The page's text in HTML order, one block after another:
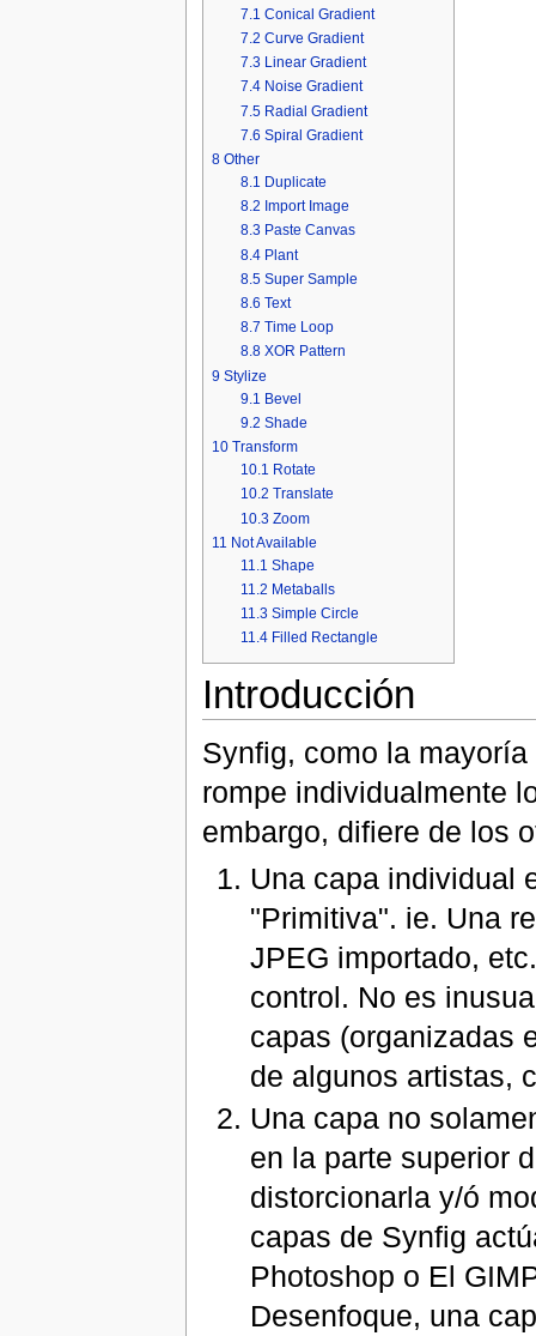
7.1 Conical Gradient
7.2 Curve Gradient
7.3 Linear Gradient
7.4 Noise Gradient
7.5 Radial Gradient
7.6 Spiral Gradient
8 Other
8.1 Duplicate
8.2 Import Image
8.3 Paste Canvas
8.4 Plant
8.5 Super Sample
8.6 Text
8.7 Time Loop
8.8 XOR Pattern
9 Stylize
9.1 Bevel
9.2 Shade
10 Transform
10.1 Rotate
10.2 Translate
10.3 Zoom
11 Not Available
11.1 Shape
11.2 Metaballs
11.3 Simple Circle
11.4 Filled Rectangle
Introducción
Synfig, como la
rompe individualmente
embargo, difiere de los
Una capa individual
"Primitiva". ie. Una
JPEG importado,
control. No es
capas (organizadas
de algunos artistas,
Una capa no
en la parte superior
distorcionarla y/ó
capas de Synfig
Photoshop o El
Desenfoque, una